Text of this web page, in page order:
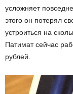
усложняет
этого он потерял
устроиться на
Патимат сейчас
рублей.